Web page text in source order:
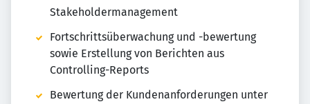
Stakeholdermanagement
Fortschrittsüberwachung und -bewertung
sowie Erstellung von Berichten aus
Controlling-Reports
Bewertung der Kundenanforderungen unter